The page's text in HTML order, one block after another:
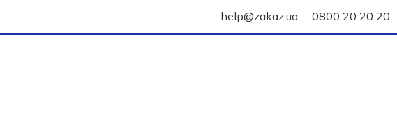
help@zakaz.ua 0800 20 20 20